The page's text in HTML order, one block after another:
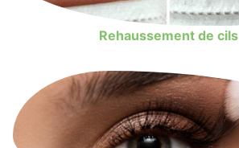
Rehaussement de cils